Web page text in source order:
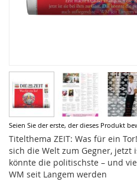
Seien Sie der erste, der dieses Produkt
Titelthema ZEIT: Was für ein
sich die Welt zum Gegner, jetzt
könnte die politischste – und
WM seit Langem werden
Zum
Anfang
der
Bildergalerie
springen